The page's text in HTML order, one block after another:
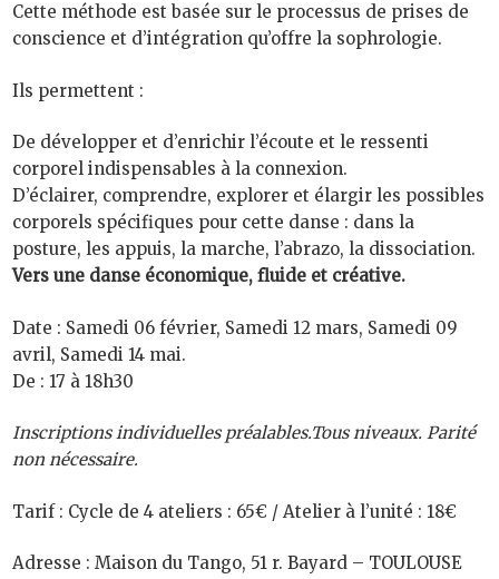
Cette méthode est basée sur le processus de prises de
conscience et d’intégration qu’offre la sophrologie.
Ils permettent :
De développer et d’enrichir l’écoute et le ressenti
corporel indispensables à la connexion.
D’éclairer, comprendre, explorer et élargir les possibles
corporels spécifiques pour cette danse : dans la
posture, les appuis, la marche, l’abrazo, la dissociation.
Vers une danse économique, fluide et créative.
Date : Samedi 06 février, Samedi 12 mars, Samedi 09
avril, Samedi 14 mai.
De : 17 à 18h30
Inscriptions individuelles préalables.Tous niveaux. Parité
non nécessaire.
Tarif : Cycle de 4 ateliers : 65€ / Atelier à l’unité : 18€
Adresse : Maison du Tango, 51 r. Bayard – TOULOUSE